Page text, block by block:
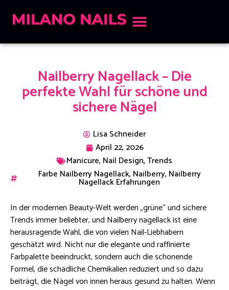
Nailberry Nagellack – Die
perfekte Wahl für schöne und
sichere Nägel
Lisa Schneider
April 22, 2026
Manicure, Nail Design,Trends
Farbe Nailberry Nagellack, Nailberry, Nailberry
Nagellack Erfahrungen
In der modernen Beauty-Welt werden „grüne“ und sichere
Trends immer beliebter, und Nailberry nagellack ist eine
herausragende Wahl, die von vielen Nail-Liebhabern
geschätzt wird. Nicht nur die elegante und raffinierte
Farbpalette beeindruckt, sondern auch die schonende
Formel, die schädliche Chemikalien reduziert und so dazu
beiträgt, die Nägel von innen heraus gesund zu halten. Wenn